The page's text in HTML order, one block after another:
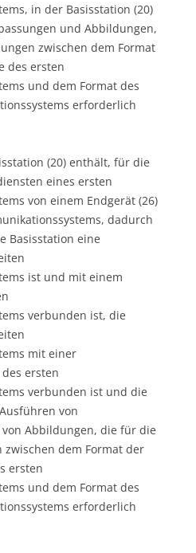
in der Basisstation (20)
und Abbildungen,
zwischen dem Format
des ersten
und dem Format des
erforderlich
(20) enthält, für die
eines ersten
von einem Endgerät (26)
dadurch
Basisstation eine
ist und mit einem
verbunden ist, die
mit einer
ersten
verbunden ist und die
von
Abbildungen, die für die
zwischen dem Format der
ersten
und dem Format des
erforderlich